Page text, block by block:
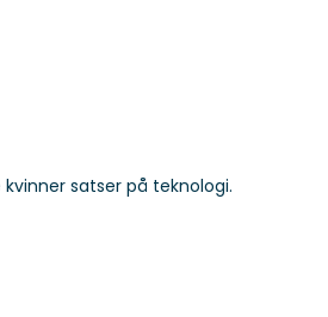
satser på teknologi.